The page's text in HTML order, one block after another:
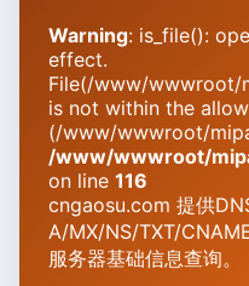
Warning: is_file():
effect.
File(/www/wwwroot/
is not within the
(/www/wwwroot/
/www/wwwroot/
on line 116
cngaosu.com 提供
A/MX/NS/TXT/
服务器基础信息查询。